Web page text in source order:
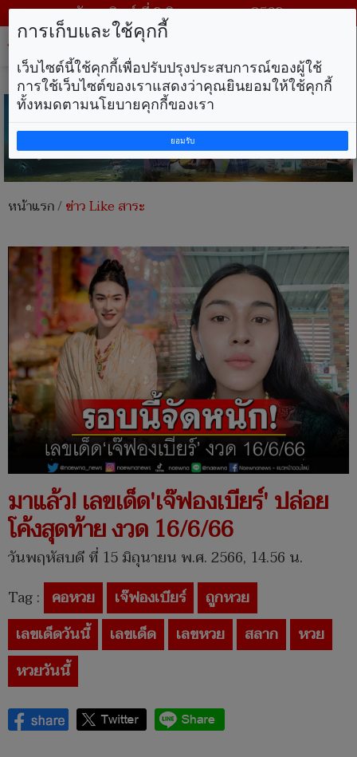
วันอาทิตย์ ที่ 9 สิงหาคม พ.ศ. 2569
หน้าแรก/ข่าว Like สาระ
มาแล้ว! เลขเด็ด'เจ๊ฟองเบียร์' ปล่อย
โค้งสุดท้าย งวด 16/6/66
วันพฤหัสบดี ที่ 15 มิถุนายน พ.ศ. 2566, 14.56 น.
Tag : คอหวย เจ๊ฟองเบียร์
ถูกหวย
เลขเด็ดวันนี้
เลขเด็ด เลขหวย สลาก
หวย
หวยวันนี้
การเก็บและใช้คุกกี้
เว็บไซต์นี้ใช้คุกกี้เพื่อปรับปรุงประสบการณ์ของผู้ใช้
การใช้เว็บไซต์ของเราแสดงว่าคุณยินยอมให้ใช้คุกกี้
ทั้งหมดตามนโยบายคุกกี้ของเรา
ยอมรับ